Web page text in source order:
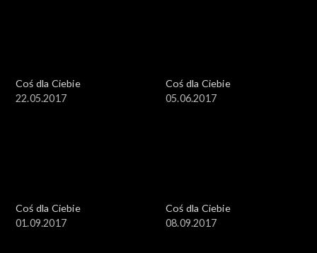
Coś dla Ciebie
22.05.2017
Coś dla Ciebie
05.06.2017
Coś dla Ciebie
01.09.2017
Coś dla Ciebie
08.09.2017